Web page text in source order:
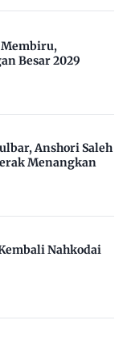
Membiru,
Besar 2029
Anshori Saleh
Menangkan
Nahkodai